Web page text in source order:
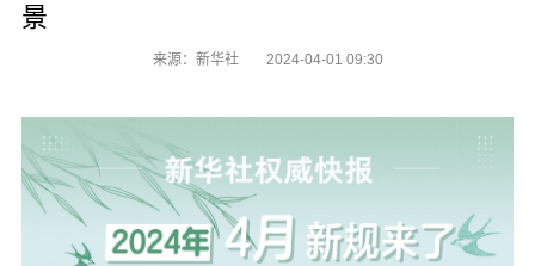
景
来源：新华社 2024-04-01 09:30